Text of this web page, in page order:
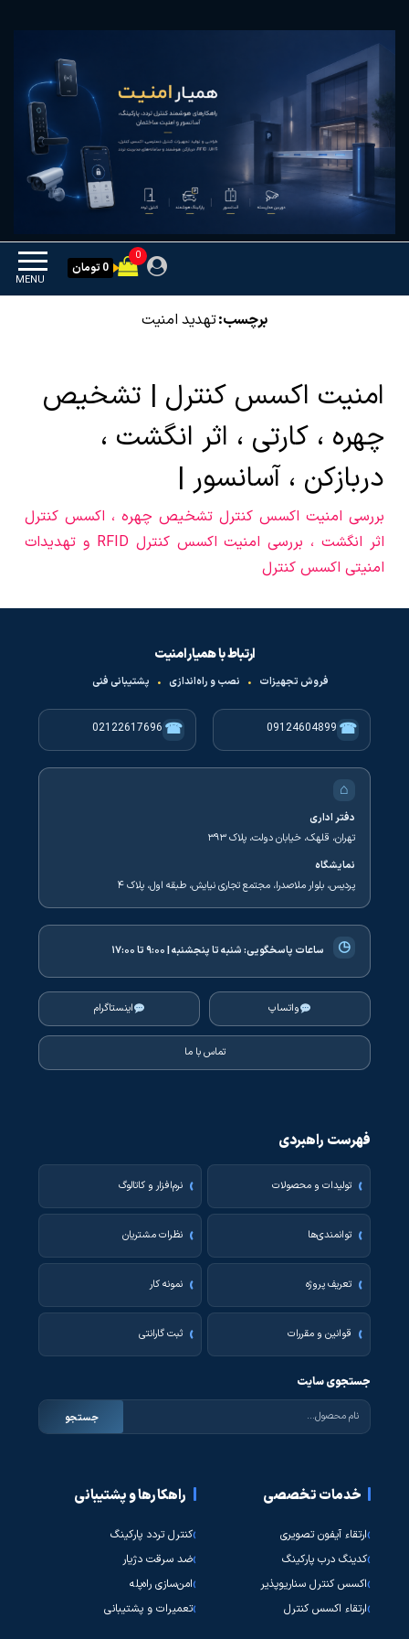
همیار امنیت
MENU
0
0 تومان
برچسب:تهدید امنیت
امنیت اکسس کنترل | تشخیص
چهره ، کارتی ، اثر انگشت ،
دربازکن ، آسانسور |
بررسی امنیت اکسس کنترل تشخیص چهره ، اکسس کنترل
اثر انگشت ، بررسی امنیت اکسس کنترل RFID و تهدیدات
امنیتی اکسس کنترل
ارتباط با همیار امنیت
فروش تجهیزات • نصب و راه‌اندازی • پشتیبانی فنی
☎
09124604899
☎
02122617696
⌂
دفتر اداری
تهران، قلهک، خیابان دولت، پلاک ۳۹۳
نمایشگاه
پردیس، بلوار ملاصدرا، مجتمع تجاری نیایش، طبقه اول، پلاک ۴
◷ ساعات پاسخگویی:شنبه تا پنجشنبه | ۹:۰۰ تا ۱۷:۰۰
واتساپ اینستاگرام
تماس با ما
فهرست راهبردی
تولیدات و محصولات نرم‌افزار و کاتالوگ
توانمندی‌ها نظرات مشتریان
تعریف پروژه نمونه کار
قوانین و مقررات ثبت گارانتی
جستجوی سایت
جستجو
خدمات تخصصی
ارتقاء آیفون تصویری
کدینگ درب پارکینگ
اکسس کنترل سناریوپذیر
ارتقاء اکسس کنترل
راهکارها و پشتیبانی
کنترل تردد پارکینگ
ضد سرقت دژیار
امن‌سازی راه‌پله
تعمیرات و پشتیبانی